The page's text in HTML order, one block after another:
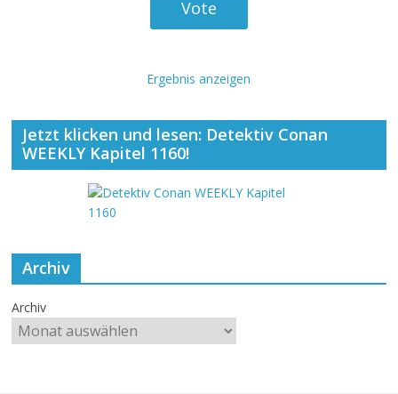
Ergebnis anzeigen
Jetzt klicken und lesen: Detektiv Conan
WEEKLY Kapitel 1160!
Archiv
Archiv